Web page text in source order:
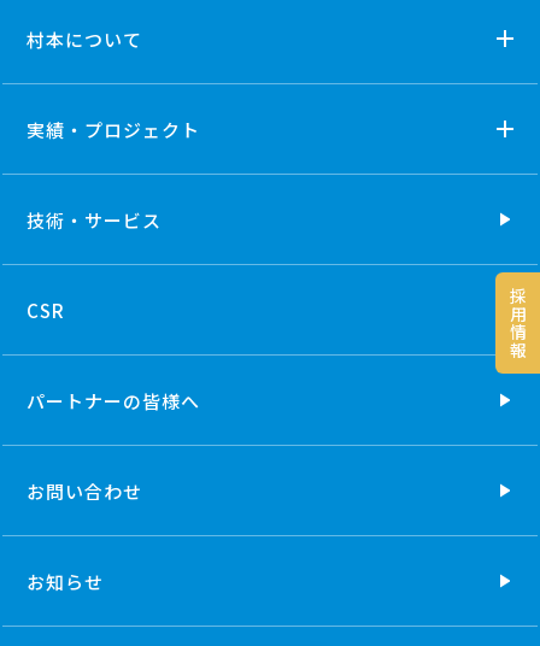
採
用
情
報
村本について
実績・プロジェクト
技術・ サービス
CSR
パートナーの皆様へ
お問い合わせ
お知らせ